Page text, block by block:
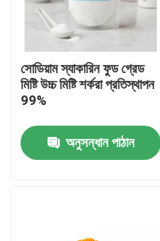
পণ্য
ভিডিও
আমাদের সম্পর্কে
সোডিয়াম স্যাকারিন ফুড গ্রেড
মিষ্টি উচ্চ মিষ্টি শর্করা প্রতিস্থাপন
99%
অনুসন্ধান পাঠান